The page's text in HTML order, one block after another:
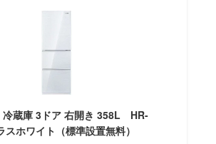
蔵庫 3ドア 右開き 358L HR-
ホワイト（標準設置無料）